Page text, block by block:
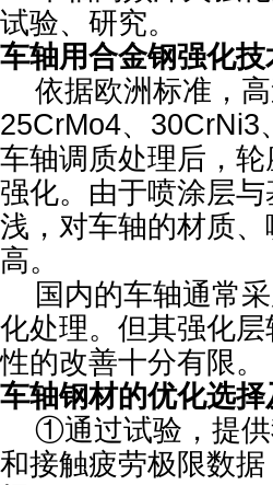
试验、研究。
车轴用合金钢强化技
依据欧洲标准，高
25CrMo4、30CrNi3
车轴调质处理后，
强化。由于喷涂层
浅，对车轴的材质
高。
国内的车轴通常采
化处理。但其强化
性的改善十分有限。
车轴钢材的优化选
①通过试验，提供
和接触疲劳极限数